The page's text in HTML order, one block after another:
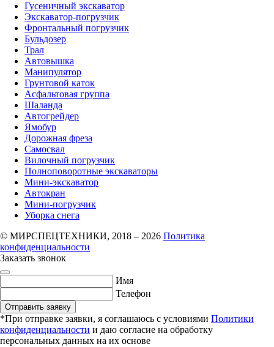
Гусеничный экскаватор
Экскаватор-погрузчик
Фронтальный погрузчик
Бульдозер
Трал
Автовышка
Манипулятор
Грунтовой каток
Асфальтовая группа
Шаланда
Автогрейдер
Ямобур
Дорожная фреза
Самосвал
Вилочный погрузчик
Полноповоротные экскаваторы
Мини-экскаватор
Автокран
Мини-погрузчик
Уборка снега
© МИРСПЕЦТЕХНИКИ, 2018 – 2026 Политика
конфиденциальности
Заказать звонок
Имя
Телефон
Отправить заявку
*При отправке заявки, я соглашаюсь с условиями Политики
конфиденциальности и даю согласие на обработку
персональных данных на их основе